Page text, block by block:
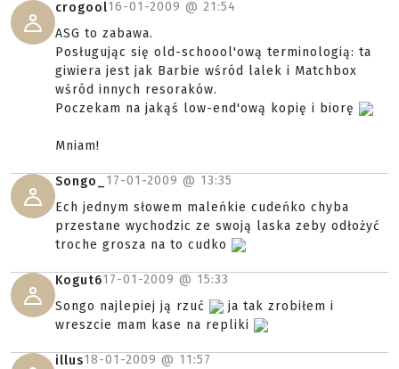
crogool16-01-2009 @ 21:54
ASG to zabawa.
Posługując się old-schoool'ową terminologią: ta
giwiera jest jak Barbie wśród lalek i Matchbox
wśród innych resoraków.
Poczekam na jakąś low-end'ową kopię i biorę
Mniam!
Songo_ 17-01-2009 @ 13:35
Ech jednym słowem maleńkie cudeńko chyba
przestane wychodzic ze swoją laska zeby odłożyć
troche grosza na to cudko
Kogut617-01-2009 @ 15:33
Songo najlepiej ją rzuć
ja tak zrobiłem i
wreszcie mam kase na repliki
illus18-01-2009 @ 11:57